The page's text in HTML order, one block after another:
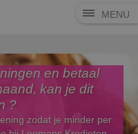
MENU
en betaal
kan je dit
?
zodat je minder per